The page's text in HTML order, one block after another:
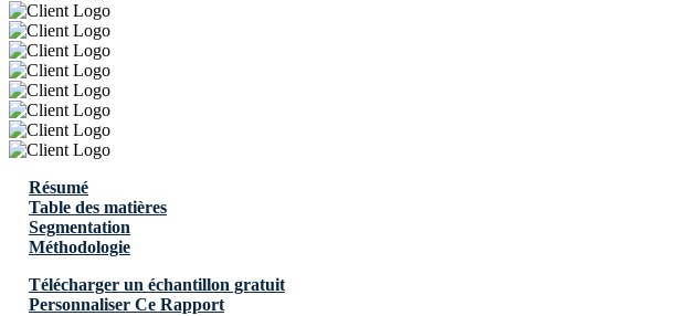
Résumé
Table des matières
Segmentation
Méthodologie
Télécharger un échantillon gratuit
Personnaliser Ce Rapport